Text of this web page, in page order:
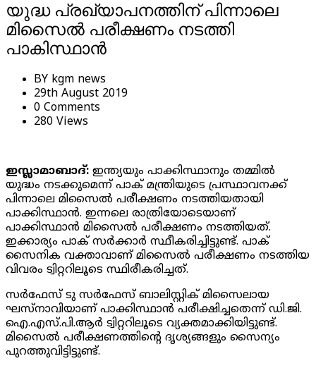
യുദ്ധ പ്രഖ്യാപനത്തിന് പിന്നാലെ
മിസൈല്‍ പരീക്ഷണം നടത്തി
പാകിസ്ഥാന്‍
BY kgm news
29th August 2019
0 Comments
280 Views
ഇസ്ലാമാബാദ്: ഇന്ത്യയും പാക്കിസ്ഥാനും തമ്മില്‍
യുദ്ധം നടക്കുമെന്ന് പാക് മന്ത്രിയുടെ പ്രസ്ഥാവനക്ക്
പിന്നാലെ മിസൈല്‍ പരീക്ഷണം നടത്തിയതായി
പാക്കിസ്ഥാന്‍. ഇന്നലെ രാത്രിയോടെയാണ്
പാക്കിസ്ഥാന്‍ മിസൈല്‍ പരീക്ഷണം നടത്തിയത്.
ഇക്കാര്യം പാക് സര്‍ക്കാര്‍ സ്ഥീകരിച്ചിട്ടുണ്ട്. പാക്
സൈനിക വക്താവാണ് മിസൈല്‍ പരീക്ഷണം നടത്തിയ
വിവരം ട്വിറ്ററിലൂടെ സ്ഥിരീകരിച്ചത്.
സര്‍ഫേസ് ടു സര്‍ഫേസ് ബാലിസ്റ്റിക് മിസൈലായ
ഘസ്നാവിയാണ് പാക്കിസ്ഥാന്‍ പരീക്ഷിച്ചതെന്ന് ഡി.ജി.
ഐ.എസ്.പി.ആര്‍ ട്വിറ്ററിലൂടെ വ്യക്തമാക്കിയിട്ടുണ്ട്.
മിസൈല്‍ പരീക്ഷണത്തിന്റെ ദൃശ്യങ്ങളും സൈന്യം
പുറത്തുവിട്ടിട്ടുണ്ട്.